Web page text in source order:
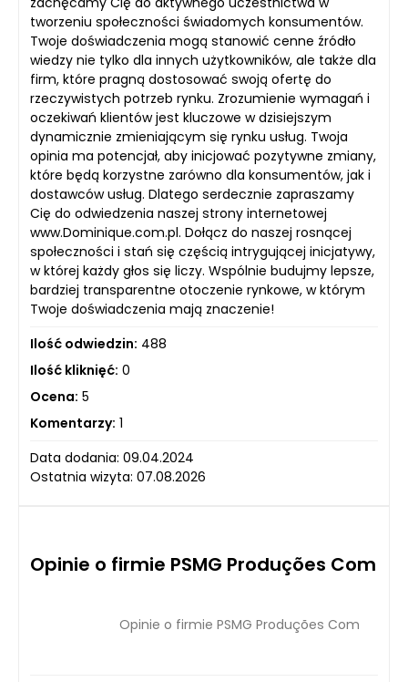
tworzeniu społeczności świadomych konsumentów.
Twoje doświadczenia mogą stanowić cenne źródło
wiedzy nie tylko dla innych użytkowników, ale także dla
firm, które pragną dostosować swoją ofertę do
rzeczywistych potrzeb rynku. Zrozumienie wymagań i
oczekiwań klientów jest kluczowe w dzisiejszym
dynamicznie zmieniającym się rynku usług. Twoja
opinia ma potencjał, aby inicjować pozytywne zmiany,
które będą korzystne zarówno dla konsumentów, jak i
dostawców usług. Dlatego serdecznie zapraszamy
Cię do odwiedzenia naszej strony internetowej
www.Dominique.com.pl. Dołącz do naszej rosnącej
społeczności i stań się częścią intrygującej inicjatywy,
w której każdy głos się liczy. Wspólnie budujmy lepsze,
bardziej transparentne otoczenie rynkowe, w którym
Twoje doświadczenia mają znaczenie!
Ilość odwiedzin: 488
Ilość kliknięć: 0
Ocena: 5
Komentarzy: 1
Data dodania: 09.04.2024
Ostatnia wizyta: 07.08.2026
Opinie o firmie PSMG Produções Com
Opinie o firmie PSMG Produções Com